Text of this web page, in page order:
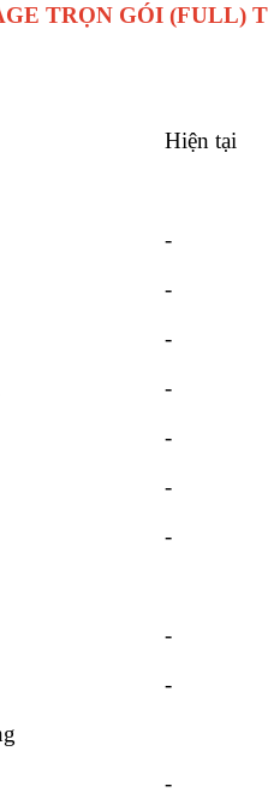
TRỌN GÓI (FULL)
Hiện tại
-
-
-
-
-
-
-
-
-
-